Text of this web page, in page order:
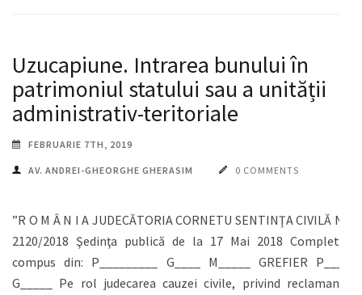
Uzucapiune. Intrarea bunului în
patrimoniul statului sau a unității
administrativ-teritoriale
FEBRUARIE 7TH, 2019
AV. ANDREI-GHEORGHE GHERASIM 0 COMMENTS
”R O M Â N I A JUDECĂTORIA CORNETU SENTINŢA CIVILĂ Nr.
2120/2018 Şedinţa publică de la 17 Mai 2018 Completul
compus din: P_________ G____ M_____ GREFIER P____
G_____ Pe rol judecarea cauzei civile, privind reclamanţii